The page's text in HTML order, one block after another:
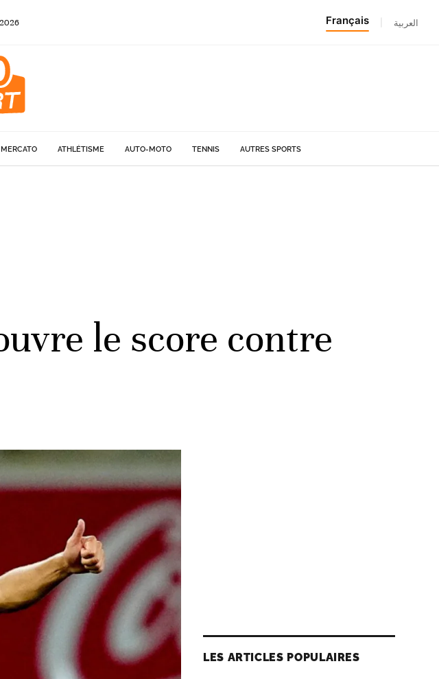
2026 Français العربية
MERCATO ATHLÉTISME AUTO-MOTO TENNIS AUTRES SPORTS
le score contre
LES ARTICLES POPULAIRES